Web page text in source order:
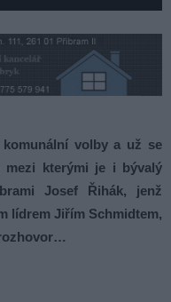
volby a už se
mezi kterými je i bývalý
Josef Řihák, jenž
lídrem Jiřím Schmidtem,